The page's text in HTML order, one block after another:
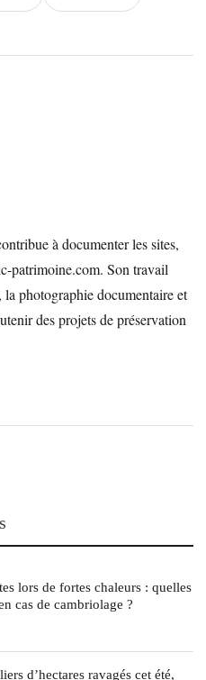
à documenter les sites,
patrimoine.com. Son travail
photographie documentaire et
des projets de préservation
lors de fortes chaleurs : quelles
cas de cambriolage ?
d’hectares ravagés cet été,